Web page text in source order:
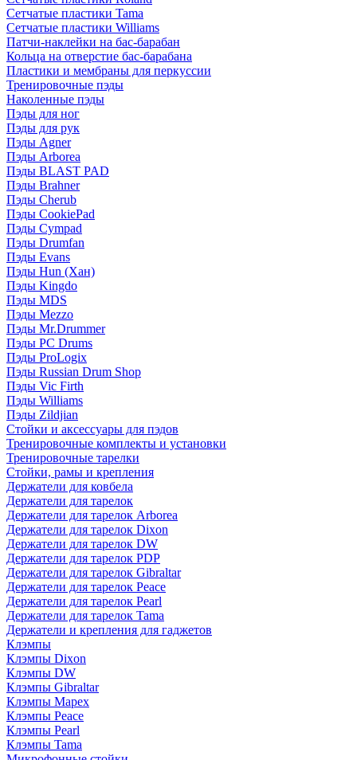
Сетчатые пластики Tama
Сетчатые пластики Williams
Патчи-наклейки на бас-барабан
Кольца на отверстие бас-барабана
Пластики и мембраны для перкуссии
Тренировочные пэды
Наколенные пэды
Пэды для ног
Пэды для рук
Пэды Agner
Пэды Arborea
Пэды BLAST PAD
Пэды Brahner
Пэды Cherub
Пэды CookiePad
Пэды Cympad
Пэды Drumfan
Пэды Evans
Пэды Hun (Хан)
Пэды Kingdo
Пэды MDS
Пэды Mezzo
Пэды Mr.Drummer
Пэды PC Drums
Пэды ProLogix
Пэды Russian Drum Shop
Пэды Vic Firth
Пэды Williams
Пэды Zildjian
Стойки и аксессуары для пэдов
Тренировочные комплекты и установки
Тренировочные тарелки
Стойки, рамы и крепления
Держатели для ковбела
Держатели для тарелок
Держатели для тарелок Arborea
Держатели для тарелок Dixon
Держатели для тарелок DW
Держатели для тарелок PDP
Держатели для тарелок Gibraltar
Держатели для тарелок Peace
Держатели для тарелок Pearl
Держатели для тарелок Tama
Держатели и крепления для гаджетов
Клэмпы
Клэмпы Dixon
Клэмпы DW
Клэмпы Gibraltar
Клэмпы Mapex
Клэмпы Peace
Клэмпы Pearl
Клэмпы Tama